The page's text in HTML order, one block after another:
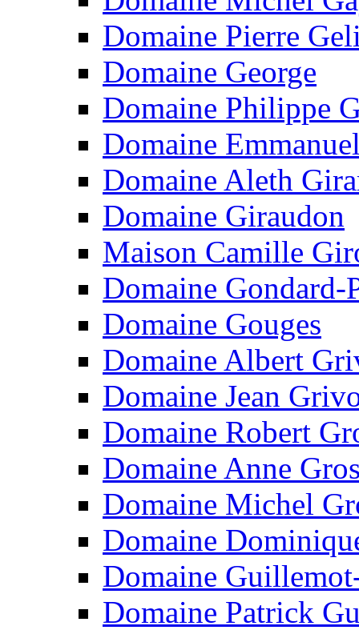
Domaine Pierre
Domaine George
Domaine Philippe
Domaine
Domaine Aleth
Domaine Giraudon
Maison Camille
Domaine Gondard-
Domaine Gouges
Domaine Albert
Domaine Jean
Domaine Robert
Domaine Anne
Domaine Michel
Domaine
Domaine
Domaine Patrick